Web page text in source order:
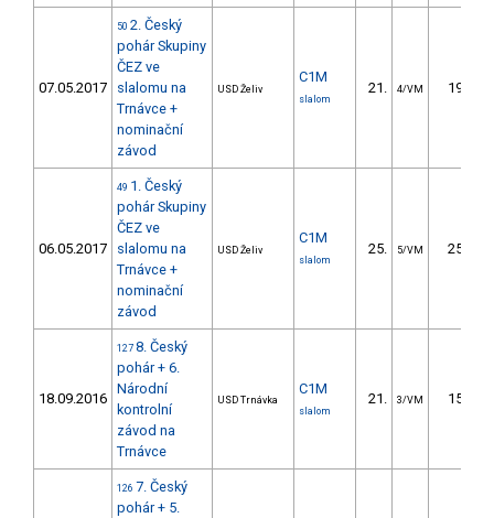
07.05.2017
50 2. Český
pohár Skupiny
ČEZ ve
slalomu na
Trnávce +
nominační
závod
USD Želiv
C1M
slalom
21. 4/VM 19.26
06.05.2017
49 1. Český
pohár Skupiny
ČEZ ve
slalomu na
Trnávce +
nominační
závod
USD Želiv
C1M
slalom
25. 5/VM 25.35
18.09.2016
127 8. Český
pohár + 6.
Národní
kontrolní
závod na
Trnávce
USD Trnávka
C1M
slalom
21. 3/VM 15.96
126 7. Český
pohár + 5.